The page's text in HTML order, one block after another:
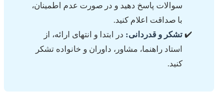
سوالات پاسخ دهید و در صورت عدم اطمینان،
با صداقت اعلام کنید.
تشکر و قدردانی: در ابتدا و انتهای ارائه، از
استاد راهنما، مشاور، داوران و خانواده تشکر
کنید.